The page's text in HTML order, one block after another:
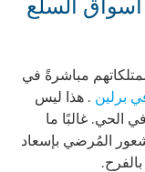
أسواق السلع
مباشرةً في
برلين . هذا ليس
الحي. غالبًا ما
المُرضي بإسعاد